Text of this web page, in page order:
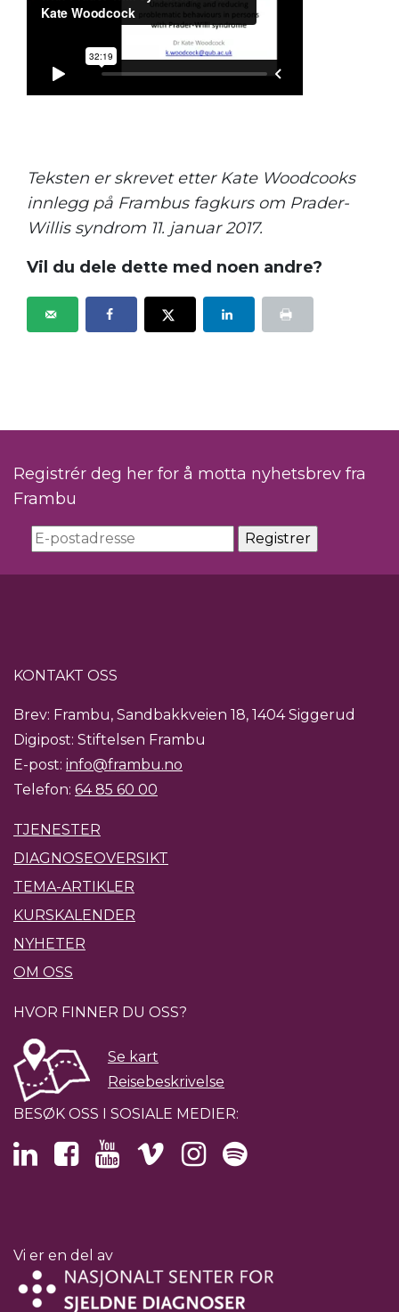
Teksten er skrevet etter Kate Woodcooks
innlegg på Frambus fagkurs om Prader-
Willis syndrom 11. januar 2017.
Vil du dele dette med noen andre?
Registrér deg her for å motta nyhetsbrev fra
Frambu
KONTAKT OSS
Brev: Frambu, Sandbakkveien 18, 1404 Siggerud
Digipost: Stiftelsen Frambu
E-post: info@frambu.no
Telefon: 64 85 60 00
TJENESTER
DIAGNOSEOVERSIKT
TEMA-ARTIKLER
KURSKALENDER
NYHETER
OM OSS
HVOR FINNER DU OSS?
Se kart
Reisebeskrivelse
BESØK OSS I SOSIALE MEDIER:
Vi er en del av